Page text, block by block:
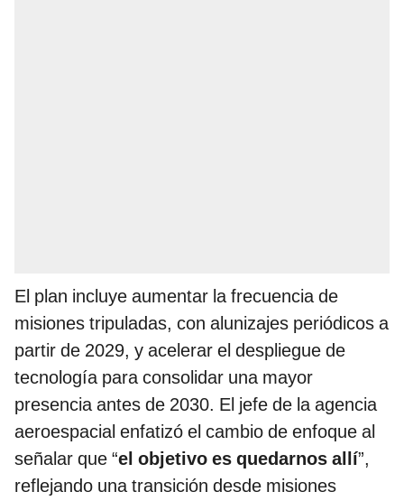
El plan incluye aumentar la frecuencia de
misiones tripuladas, con alunizajes periódicos a
partir de 2029, y acelerar el despliegue de
tecnología para consolidar una mayor
presencia antes de 2030. El jefe de la agencia
aeroespacial enfatizó el cambio de enfoque al
señalar que “el objetivo es quedarnos allí”,
reflejando una transición desde misiones